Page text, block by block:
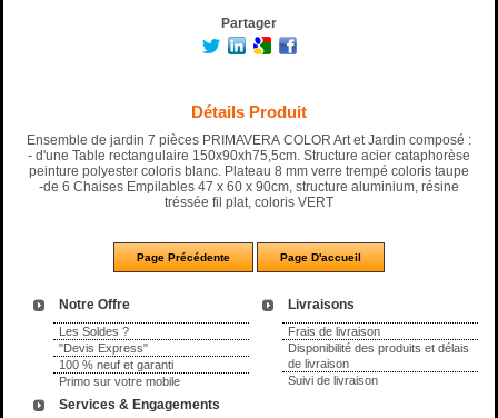
Notre Offre
Les Soldes ?
"Devis Express"
100 % neuf et garanti
Primo sur votre mobile
Livraisons
Frais de livraison
Disponibilité des produits et délais
de livraison
Suivi de livraison
Services & Engagements
Partager
Détails Produit
Ensemble de jardin 7 pièces PRIMAVERA COLOR Art et Jardin composé :
- d'une Table rectangulaire 150x90xh75,5cm. Structure acier cataphorèse
peinture polyester coloris blanc. Plateau 8 mm verre trempé coloris taupe
-de 6 Chaises Empilables 47 x 60 x 90cm, structure aluminium, résine
tréssée fil plat, coloris VERT